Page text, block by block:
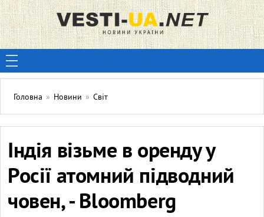
Головна » Новини » Світ
Індія візьме в оренду у
Росії атомний підводний
човен, - Bloomberg